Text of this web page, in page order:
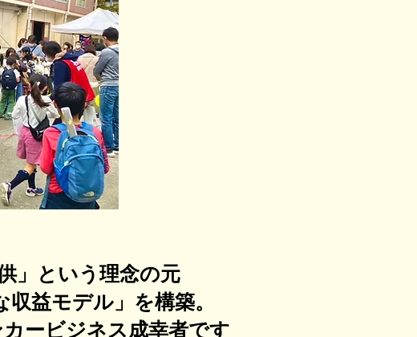
」という理念の元
益モデル」を構築。
ービジネス成幸者です